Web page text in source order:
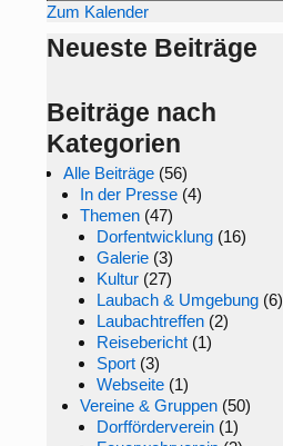
Zum Kalender
Neueste Beiträge
Beiträge nach
Kategorien
Alle Beiträge (56)
In der Presse (4)
Themen (47)
Dorfentwicklung (16)
Galerie (3)
Kultur (27)
Laubach & Umgebung (6)
Laubachtreffen (2)
Reisebericht (1)
Sport (3)
Webseite (1)
Vereine & Gruppen (50)
Dorfförderverein (1)